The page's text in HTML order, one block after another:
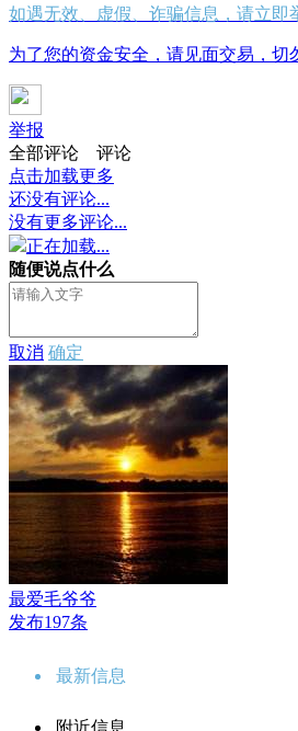
如遇无效、虚假、诈骗信息，请立即
为了您的资金安全，请见面交易，切
举报
全部评论
评论
点击加载更多
还没有评论...
没有更多评论...
正在加载...
随便说点什么
取消 确定
最爱毛爷爷
发布197条
最新信息
附近信息